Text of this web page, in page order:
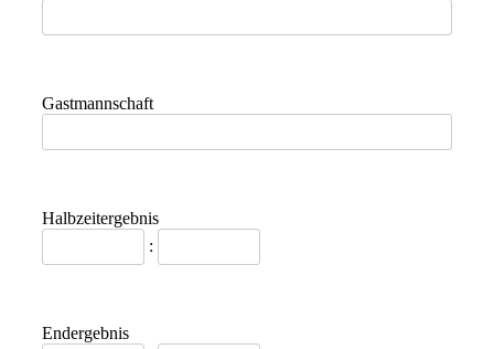
Gastmannschaft
Halbzeitergebnis
:
Endergebnis